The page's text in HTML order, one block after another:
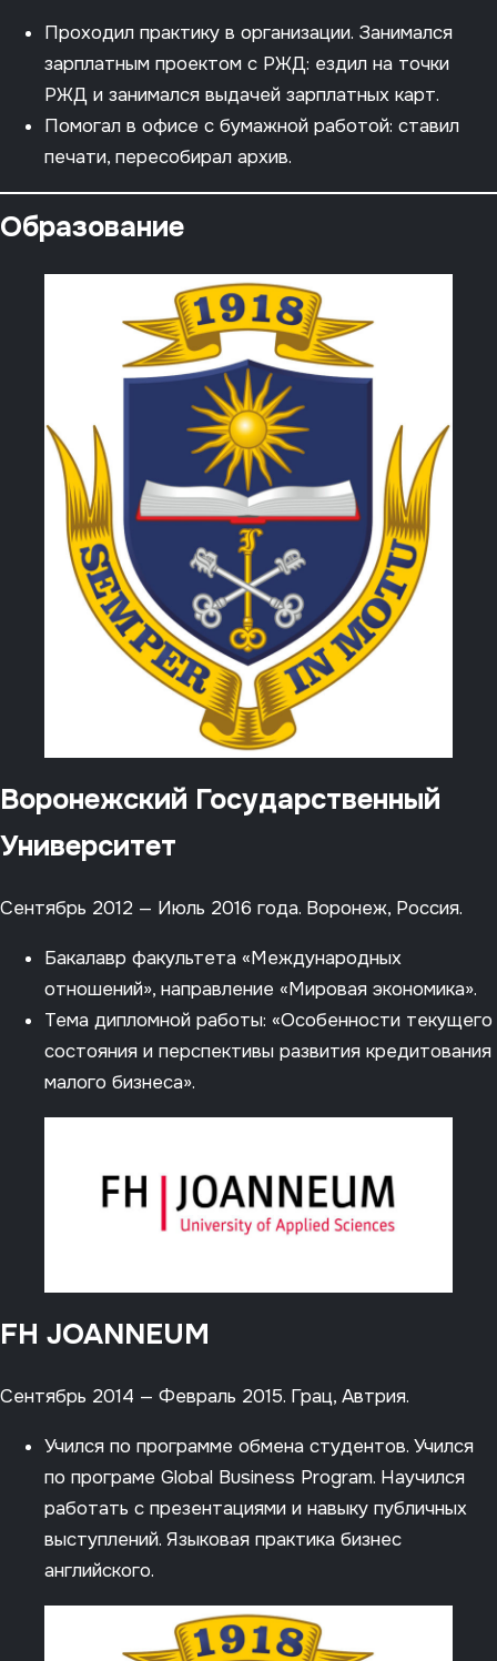
Проходил практику в организации. Занимался
зарплатным проектом с РЖД: ездил на точки
РЖД и занимался выдачей зарплатных карт.
Помогал в офисе с бумажной работой: ставил
печати, пересобирал архив.
Образование
Воронежский Государственный
Университет
Сентябрь 2012 — Июль 2016 года. Воронеж, Россия.
Бакалавр факультета «Международных
отношений», направление «Мировая экономика».
Тема дипломной работы: «Особенности текущего
состояния и перспективы развития кредитования
малого бизнеса».
FH JOANNEUM
Сентябрь 2014 — Февраль 2015. Грац, Автрия.
Учился по программе обмена студентов. Учился
по програме Global Business Program. Научился
работать с презентациями и навыку публичных
выступлений. Языковая практика бизнес
английского.